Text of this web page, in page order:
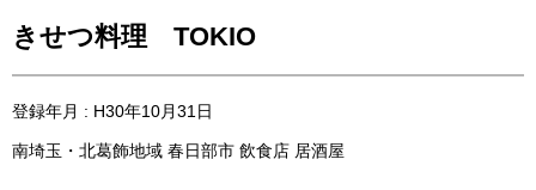
きせつ料理 TOKIO
登録年月 : H30年10月31日
南埼玉・北葛飾地域 春日部市 飲食店 居酒屋